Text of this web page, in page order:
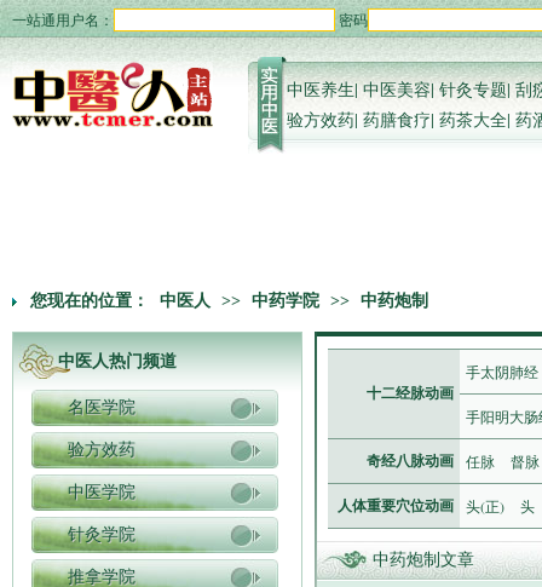
一站通用户名： 密码
中医养生|中医美容|针灸专题|刮
验方效药| 药膳食疗| 药茶大全| 药
您现在的位置： 中医人 >> 中药学院 >> 中药炮制
中医人热门频道
名医学院
验方效药
中医学院
针灸学院
推拿学院
十二经脉动画
手太阴肺经
手阳明大肠
奇经八脉动画 任脉 督脉
人体重要穴位动画 头(正) 头
中药炮制文章